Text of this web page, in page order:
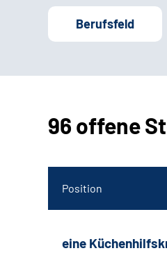
Berufsfeld
96 offene
Position
eine